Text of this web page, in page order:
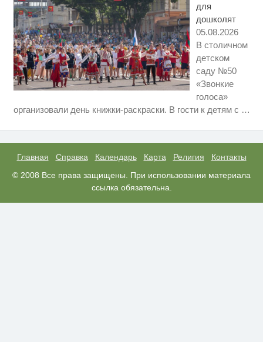
для
дошколят
05.08.2026
В столичном
детском
саду №50
«Звонкие
голоса»
организовали день книжки-раскраски. В гости к детям с …
Главная Справка Календарь Карта Религия
Контакты
© 2008 Все права защищены. При использовании материала
ссылка обязательна.
не оставит равнодушным
i
Ролик из Омска: вы будете
смеяться долго